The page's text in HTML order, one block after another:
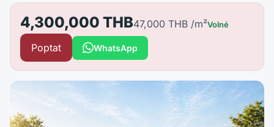
4,300,000 THB47,000 THB /m²Volné
Poptat WhatsApp